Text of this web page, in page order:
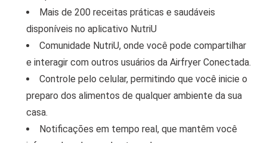
Mais de 200 receitas práticas e saudáveis
disponíveis no aplicativo NutriU
Comunidade NutriU, onde você pode compartilhar
e interagir com outros usuários da Airfryer Conectada.
Controle pelo celular, permitindo que você inicie o
preparo dos alimentos de qualquer ambiente da sua
casa.
Notificações em tempo real, que mantêm você